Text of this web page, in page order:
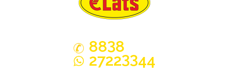
8838
27223344